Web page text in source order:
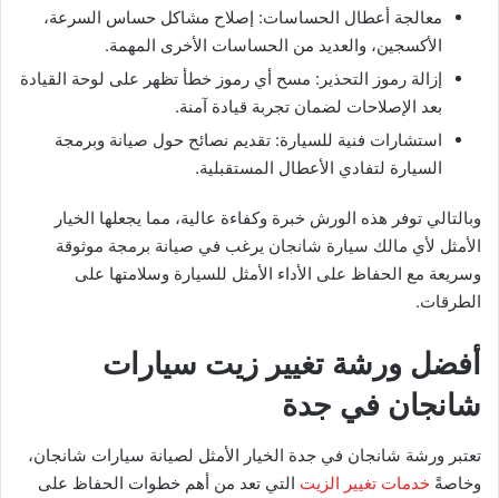
معالجة أعطال الحساسات: إصلاح مشاكل حساس السرعة،
الأكسجين، والعديد من الحساسات الأخرى المهمة.
إزالة رموز التحذير: مسح أي رموز خطأ تظهر على لوحة القيادة
بعد الإصلاحات لضمان تجربة قيادة آمنة.
استشارات فنية للسيارة: تقديم نصائح حول صيانة وبرمجة
السيارة لتفادي الأعطال المستقبلية.
وبالتالي توفر هذه الورش خبرة وكفاءة عالية، مما يجعلها الخيار
الأمثل لأي مالك سيارة شانجان يرغب في صيانة برمجة موثوقة
وسريعة مع الحفاظ على الأداء الأمثل للسيارة وسلامتها على
الطرقات.
أفضل ورشة تغيير زيت سيارات
شانجان في جدة
تعتبر ورشة شانجان في جدة الخيار الأمثل لصيانة سيارات شانجان،
وخاصةً خدمات تغيير الزيت التي تعد من أهم خطوات الحفاظ على